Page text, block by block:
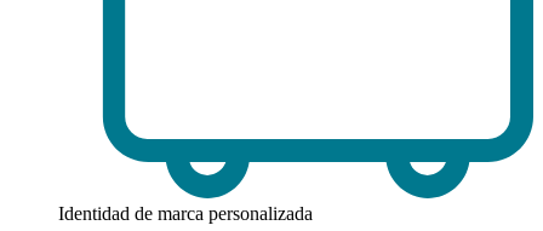
Identidad de marca personalizada